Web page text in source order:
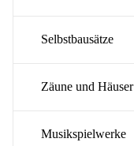
Selbstbausätze
Zäune und Häuser
Musikspielwerke